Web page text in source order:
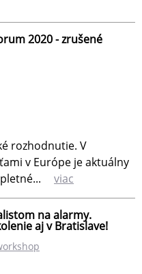
2020 - zrušené
rozhodnutie. V
v Európe je aktuálny
viac
na alarmy.
aj v Bratislave!